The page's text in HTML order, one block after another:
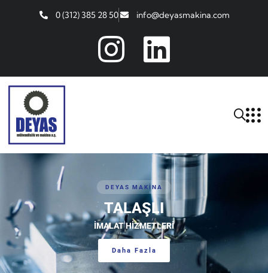
0 (312) 385 28 50 info@deyasmakina.com
DEYAS MAKİNA
TALAŞLI
İMALAT HİZMETLERİ
Daha Fazla